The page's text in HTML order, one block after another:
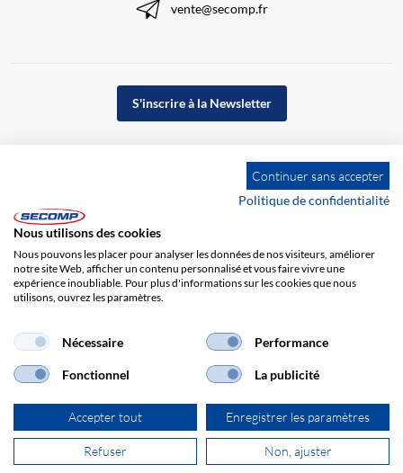
vente@secomp.fr
S'inscrire à la Newsletter
Impression Responsabilité
© 2026 SECOMP France SARL. Tous droits réservés.
powered by polynorm
Continuer sans accepter
Politique de confidentialité
Nous utilisons des cookies
Nous pouvons les placer pour analyser les données de nos visiteurs, améliorer
notre site Web, afficher un contenu personnalisé et vous faire vivre une
expérience inoubliable. Pour plus d'informations sur les cookies que nous
utilisons, ouvrez les paramètres.
Nécessaire Performance
Fonctionnel La publicité
Accepter tout Enregistrer les paramètres
Refuser Non, ajuster